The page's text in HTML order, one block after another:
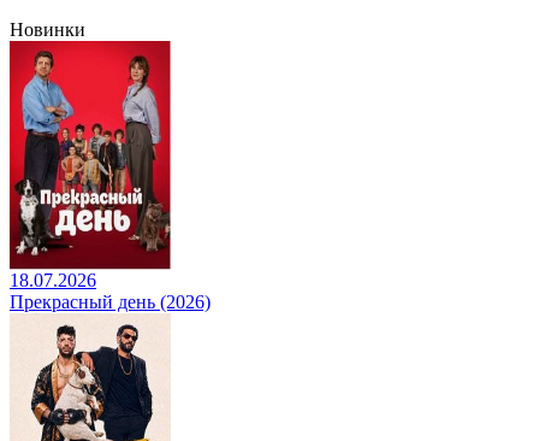
Новинки
18.07.2026
Прекрасный день (2026)